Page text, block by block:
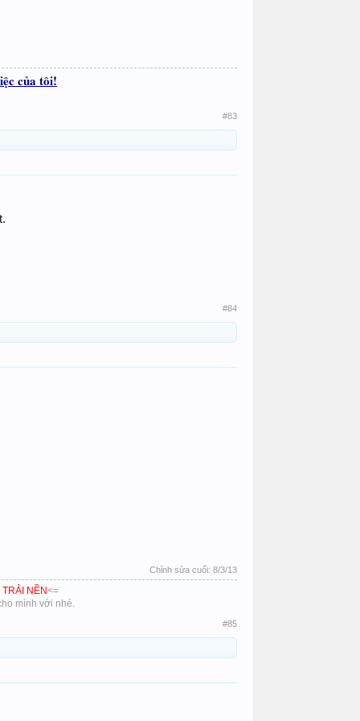
của tôi!
#83
#84
Chỉnh sửa cuối: 8/3/13
NỀN<=
mình với nhé.​
#85